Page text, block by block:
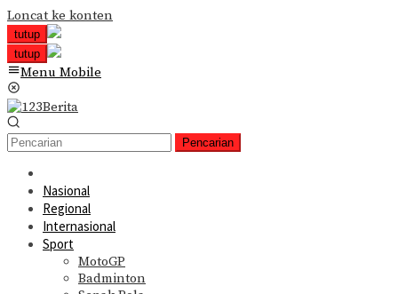
Loncat ke konten
tutup
tutup
Menu Mobile
Pencarian
Nasional
Regional
Internasional
Sport
MotoGP
Badminton